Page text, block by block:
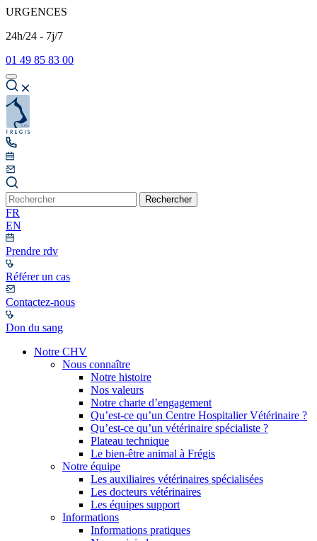
URGENCES
24h/24 - 7j/7
01 49 85 83 00
Rechercher
FR
EN
Prendre rdv
Référer un cas
Contactez-nous
Don du sang
Notre CHV
Nous connaître
Notre histoire
Nos valeurs
Notre charte d’engagement
Qu’est-ce qu’un Centre Hospitalier Vétérinaire ?
Qu’est-ce qu’un vétérinaire spécialiste ?
Plateau technique
Le bien-être animal à Frégis
Notre équipe
Les auxiliaires vétérinaires spécialisées
Les docteurs vétérinaires
Les équipes support
Informations
Informations pratiques